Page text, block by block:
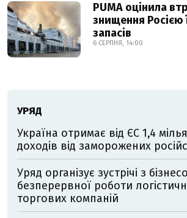
PUMA оцінила
знищення Росією
запасів
6 СЕРПНЯ, 14:00
УРЯД
Україна отримає від ЄС 1,4
доходів від заморожених
Уряд організує зустрічі з
безперервної роботи
торгових компаній